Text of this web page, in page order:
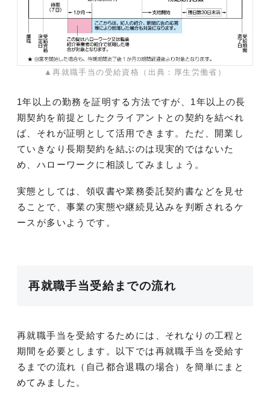
▲再就職手当の受給資格（出典：厚生労働省）
1年以上の勤務を証明する方法ですが、1年以上の長
期契約を前提としたクライアントとの契約を結べれ
ば、それが証明として活用できます。ただ、開業し
ていきなり長期契約を結ぶのは現実的ではないた
め、ハローワークに相談してみましょう。
実態としては、領収書や業務委託契約書などを見せ
ることで、事業の実態や継続見込みを判断されるケ
ースが多いようです。
再就職手当受給までの流れ
再就職手当を受給するためには、それなりの工程と
期間を必要とします。以下では再就職手当を受給す
るまでの流れ（自己都合退職の場合）を簡単にまと
めてみました。